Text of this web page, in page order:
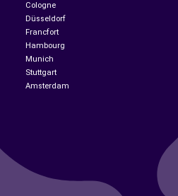
Cologne
Düsseldorf
Francfort
Hambourg
Munich
Stuttgart
Amsterdam